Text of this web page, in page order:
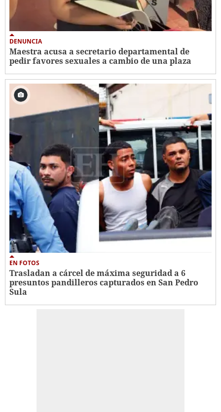
DENUNCIA
Maestra acusa a secretario departamental de
pedir favores sexuales a cambio de una plaza
EN FOTOS
Trasladan a cárcel de máxima seguridad a 6
presuntos pandilleros capturados en San Pedro
Sula